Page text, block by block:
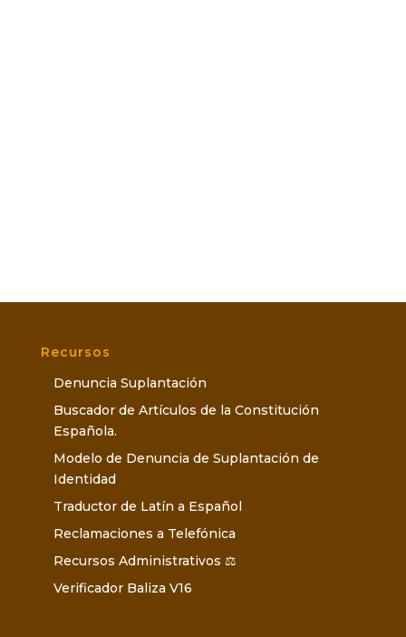
Recursos
Denuncia Suplantación
Buscador de Artículos de la Constitución
Española.
Modelo de Denuncia de Suplantación de
Identidad
Traductor de Latín a Español
Reclamaciones a Telefónica
Recursos Administrativos ⚖️
Verificador Baliza V16